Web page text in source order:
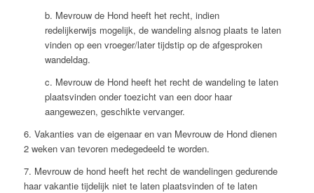
b. Mevrouw de Hond heeft het recht, indien
redelijkerwijs mogelijk, de wandeling alsnog plaats te laten
vinden op een vroeger/later tijdstip op de afgesproken
wandeldag.
c. Mevrouw de Hond heeft het recht de wandeling te laten
plaatsvinden onder toezicht van een door haar
aangewezen, geschikte vervanger.
6. Vakanties van de eigenaar en van Mevrouw de Hond dienen
2 weken van tevoren medegedeeld te worden.
7. Mevrouw de hond heeft het recht de wandelingen gedurende
haar vakantie tijdelijk niet te laten plaatsvinden of te laten